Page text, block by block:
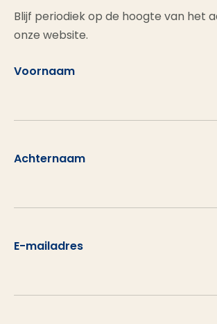
Blijf periodiek op de hoogte van het
onze website.
Voornaam
Achternaam
E-mailadres